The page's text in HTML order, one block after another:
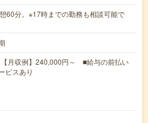
分。※17時までの勤務も相談可能で
月収例】240,000円～ ■給与の前払い
ビスあり